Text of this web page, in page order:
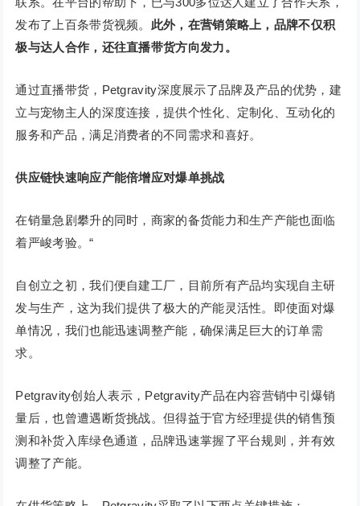
发布了上百条带货视频。 此外，在营销策略上，品牌不仅积
极与达人合作，还往直播带货方向发力。
通过直播带货，Petgravity深度展示了品牌及产品的优势，建
立与宠物主人的深度连接，提供个性化、定制化、互动化的
服务和产品，满足消费者的不同需求和喜好。
供应链快速响应产能倍增应对爆单挑战
在销量急剧攀升的同时，商家的备货能力和生产产能也面临
着严峻考验。“
自创立之初，我们便自建工厂，目前所有产品均实现自主研
发与生产，这为我们提供了极大的产能灵活性。即使面对爆
单情况，我们也能迅速调整产能，确保满足巨大的订单需
求。
Petgravity创始人表示，Petgravity产品在内容营销中引爆销
量后，也曾遭遇断货挑战。但得益于官方经理提供的销售预
测和补货入库绿色通道，品牌迅速掌握了平台规则，并有效
调整了产能。